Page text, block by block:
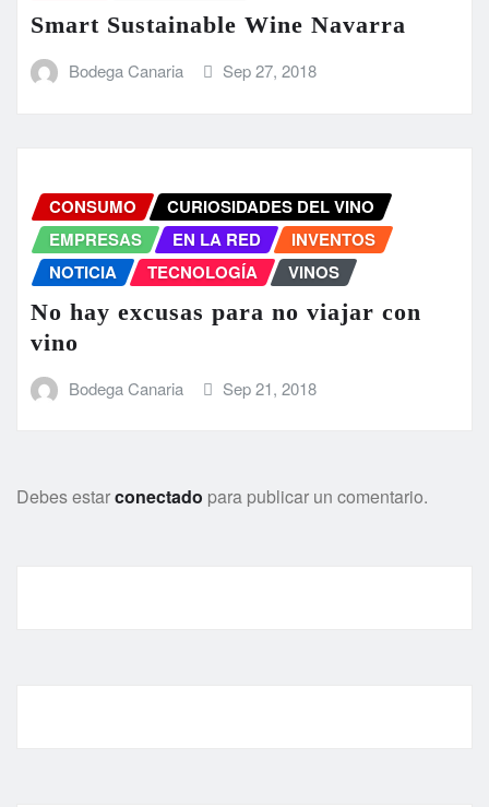
Smart Sustainable Wine Navarra
Bodega Canaria Sep 27, 2018
CONSUMO
CURIOSIDADES DEL VINO
EMPRESAS
EN LA RED
INVENTOS
NOTICIA
TECNOLOGÍA VINOS
No hay excusas para no viajar con
vino
Bodega Canaria Sep 21, 2018
Debes estarconectado para publicar un comentario.